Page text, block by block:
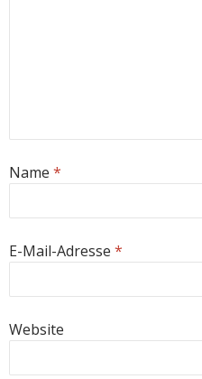
Name *
E-Mail-Adresse *
Website